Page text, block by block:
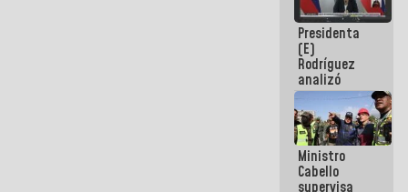
primer
encuentro
presencial
para el
diálogo
Presidenta
(E)
Rodríguez
analizó
junto a
gobernadores
planes de
recuperación
del Sistema
Eléctrico
Ministro
Cabello
supervisa